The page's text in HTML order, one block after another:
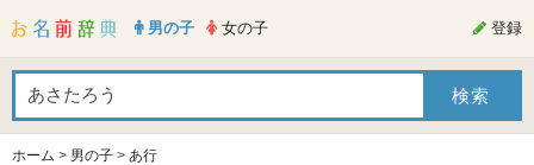
男の子 女の子 登録
ホーム > 男の子 > あ行